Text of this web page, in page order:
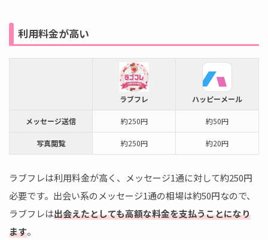
利用料金が高い
ラブフレ ハッピーメール
メッセージ送信 約250円 約50円
写真閲覧 約250円 約20円
ラブフレは利用料金が高く、メッセージ1通に対して約250円
必要です。出会い系のメッセージ1通の相場は約50円なので、
ラブフレは出会えたとしても高額な料金を支払うことになり
ます。